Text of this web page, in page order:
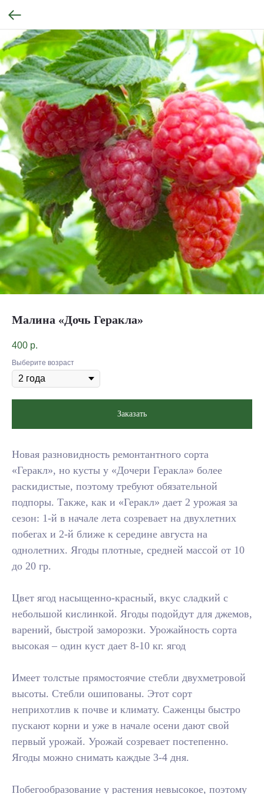
Малина «Дочь Геракла»
400 р.
Выберите возраст
Заказать
Новая разновидность ремонтантного сорта
«Геракл», но кусты у «Дочери Геракла» более
раскидистые, поэтому требуют обязательной
подпоры. Также, как и «Геракл» дает 2 урожая за
сезон: 1-й в начале лета созревает на двухлетних
побегах и 2-й ближе к середине августа на
однолетних. Ягоды плотные, средней массой от 10
до 20 гр.
Цвет ягод насыщенно-красный, вкус сладкий с
небольшой кислинкой. Ягоды подойдут для джемов,
варений, быстрой заморозки. Урожайность сорта
высокая – один куст дает 8-10 кг. ягод
Имеет толстые прямостоячие стебли двухметровой
высоты. Стебли ошипованы. Этот сорт
неприхотлив к почве и климату. Саженцы быстро
пускают корни и уже в начале осени дают свой
первый урожай. Урожай созревает постепенно.
Ягоды можно снимать каждые 3-4 дня.
Побегообразование у растения невысокое, поэтому